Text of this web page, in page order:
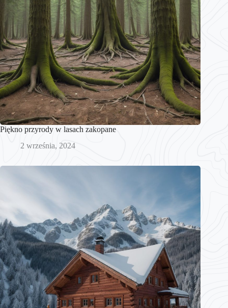
Piękno przyrody w lasach zakopane
2 września, 2024